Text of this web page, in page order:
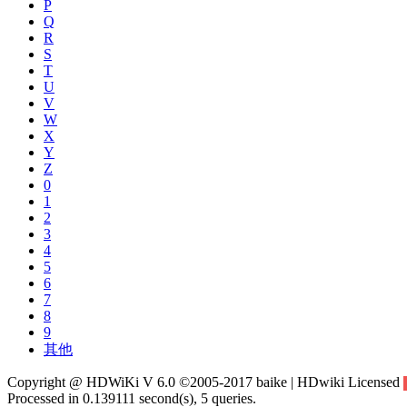
P
Q
R
S
T
U
V
W
X
Y
Z
0
1
2
3
4
5
6
7
8
9
其他
Copyright @ HDWiKi V 6.0 ©2005-2017 baike | HDwiki Licensed
Processed in 0.139111 second(s), 5 queries.